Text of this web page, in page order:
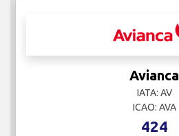
Avianca
IATA: AV
ICAO: AVA
424